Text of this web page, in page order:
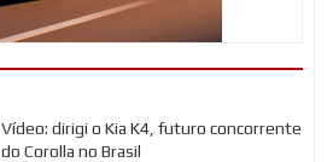
Vídeo: dirigi o Kia K4, futuro concorrente
do Corolla no Brasil